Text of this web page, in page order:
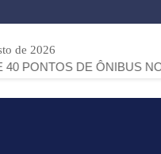
de 2026
ÔNIBUS NO MUNICÍPIO